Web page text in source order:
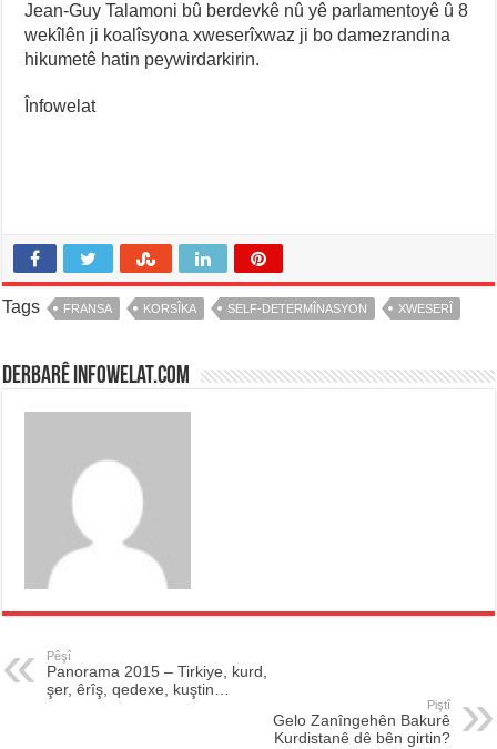
Jean-Guy Talamoni bû berdevkê nû yê parlamentoyê û 8
wekîlên ji koalîsyona xweserîxwaz ji bo damezrandina
hikumetê hatin peywirdarkirin.
Înfowelat
Tags FRANSA KORSÎKA SELF-DETERMÎNASYON XWESERÎ
Derbarê infowelat.com
Pêşî
Panorama 2015 – Tirkiye, kurd,
şer, êrîş, qedexe, kuştin…
Piştî
Gelo Zanîngehên Bakurê
Kurdistanê dê bên girtin?